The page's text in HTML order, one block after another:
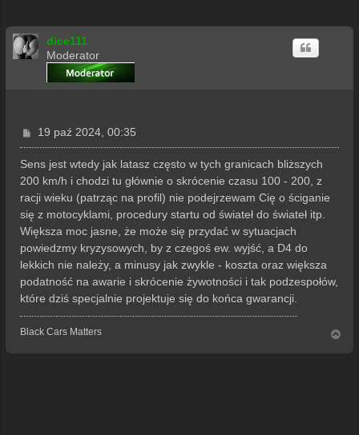
dice111
Moderator
P
o
s
t
19 paź 2024, 00:35
Sens jest wtedy jak latasz często w tych granicach bliższych
200 km/h i chodzi tu głównie o skrócenie czasu 100 - 200, z
racji wieku (patrząc na profil) nie podejrzewam Cię o ściganie
się z motocyklami, procedury startu od świateł do świateł itp.
Większa moc jasne, że może się przydać w sytuacjach
powiedzmy kryzysowych, by z czegoś ew. wyjść, a D4 do
lekkich nie należy, a minusy jak zwykle - koszta oraz większa
podatność na awarie i skrócenie żywotności i tak podzespołów,
które dziś specjalnie projektuje się do końca gwarancji.
Black Cars Matters